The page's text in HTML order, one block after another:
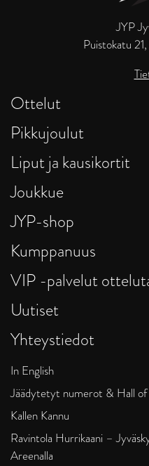
JYP
Puistokatu
Ottelut
Pikkujoulut
Liput ja kausikortit
Joukkue
JYP-shop
Kumppanuus
VIP -palvelut
Uutiset
Yhteystiedot
In English
Jäädytetyt numerot & Hall of
Kallen Kannu
Ravintola Hurrikaani –
Areenalla